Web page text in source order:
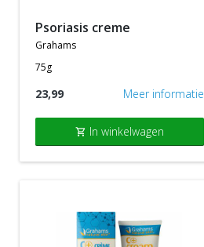
psoriasis creme
grahams
75g
23,99 Meer informatie
shopping_cart In winkelwagen